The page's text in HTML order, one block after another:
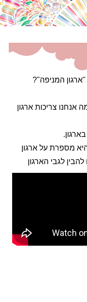
המניפה"?
אנחנו צריכות ארגון
מספרת על ארגון
לגבי הארגון